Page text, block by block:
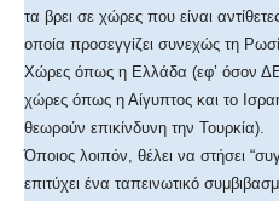
τα βρει σε χώρες που είναι
οποία προσεγγίζει συνεχώς τη
Χώρες όπως η Ελλάδα (εφ’ όσον
χώρες όπως η Αίγυπτος και το
θεωρούν επικίνδυνη την Τουρκία).
Όποιος λοιπόν, θέλει να στήσει
επιτύχει ένα ταπεινωτικό